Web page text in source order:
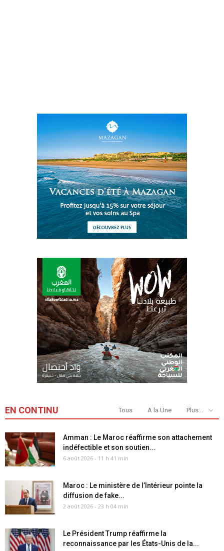
EN CONTINU Tous A la Une Plus...
Amman : Le Maroc réaffirme son attachement
indéfectible et son soutien...
6 août 2026 - 11 h 41 min
Maroc : Le ministère de l’Intérieur pointe la
diffusion de fake...
2 août 2026 - 23 h 04 min
Le Président Trump réaffirme la
reconnaissance par les États-Unis de la...